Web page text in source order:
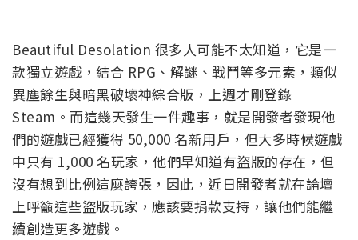
Beautiful Desolation 很多人可能不太知道，它是一
款獨立遊戲，結合 RPG、解謎、戰鬥等多元素，類似
異塵餘生與暗黑破壞神綜合版，上週才剛登錄
Steam。而這幾天發生一件趣事，就是開發者發現他
們的遊戲已經獲得 50,000 名新用戶，但大多時候遊戲
中只有 1,000 名玩家，他們早知道有盜版的存在，但
沒有想到比例這麼誇張，因此，近日開發者就在論壇
上呼籲這些盜版玩家，應該要捐款支持，讓他們能繼
續創造更多遊戲。